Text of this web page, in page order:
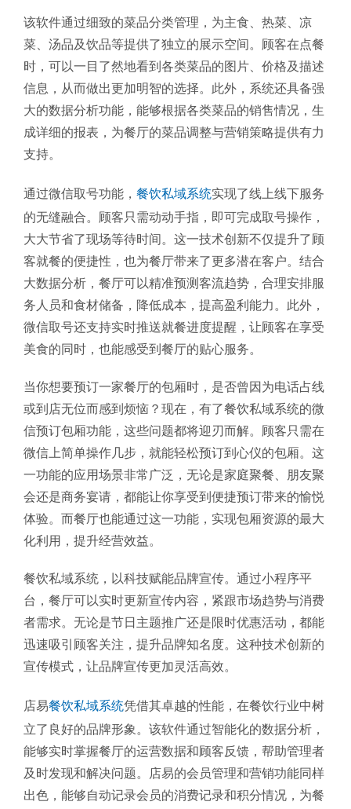
该软件通过细致的菜品分类管理，为主食、热菜、凉
菜、汤品及饮品等提供了独立的展示空间。顾客在点餐
时，可以一目了然地看到各类菜品的图片、价格及描述
信息，从而做出更加明智的选择。此外，系统还具备强
大的数据分析功能，能够根据各类菜品的销售情况，生
成详细的报表，为餐厅的菜品调整与营销策略提供有力
支持。
通过微信取号功能， 餐饮私域系统实现了线上线下服务
的无缝融合。顾客只需动动手指，即可完成取号操作，
大大节省了现场等待时间。这一技术创新不仅提升了顾
客就餐的便捷性，也为餐厅带来了更多潜在客户。结合
大数据分析，餐厅可以精准预测客流趋势，合理安排服
务人员和食材储备，降低成本，提高盈利能力。此外，
微信取号还支持实时推送就餐进度提醒，让顾客在享受
美食的同时，也能感受到餐厅的贴心服务。
当你想要预订一家餐厅的包厢时，是否曾因为电话占线
或到店无位而感到烦恼？现在，有了餐饮私域系统的微
信预订包厢功能，这些问题都将迎刃而解。顾客只需在
微信上简单操作几步，就能轻松预订到心仪的包厢。这
一功能的应用场景非常广泛，无论是家庭聚餐、朋友聚
会还是商务宴请，都能让你享受到便捷预订带来的愉悦
体验。而餐厅也能通过这一功能，实现包厢资源的最大
化利用，提升经营效益。
餐饮私域系统，以科技赋能品牌宣传。通过小程序平
台，餐厅可以实时更新宣传内容，紧跟市场趋势与消费
者需求。无论是节日主题推广还是限时优惠活动，都能
迅速吸引顾客关注，提升品牌知名度。这种技术创新的
宣传模式，让品牌宣传更加灵活高效。
店易餐饮私域系统凭借其卓越的性能，在餐饮行业中树
立了良好的品牌形象。该软件通过智能化的数据分析，
能够实时掌握餐厅的运营数据和顾客反馈，帮助管理者
及时发现和解决问题。店易的会员管理和营销功能同样
出色，能够自动记录会员的消费记录和积分情况，为餐